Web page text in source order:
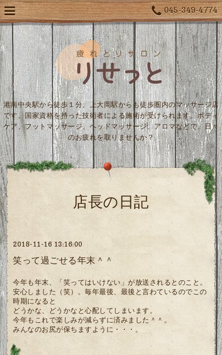
045-349-4774
港南中央駅から徒歩１分、上大岡駅からも徒歩圏内のマッサージ店
です。国家資格を持った技術者による施術が受けられます。ボディ
ケア、フットマッサージ、ヘッドマッサージ、アロマなどで、日々
のお疲れを取りませんか？
店長の日記
2018-11-16 13:16:00
笑って過ごせる年末＾＾
今年も年末、「笑ってはいけない」が放送されるとのこと。
安心しました（笑）。毎年最後、最後と言わているのでこの
時期になると
どうかな、どうかなと心配してしまいます。
今年もこれで楽しみが減らずに済みました＾＾。
みんなのお尻が保ちますように・・・。